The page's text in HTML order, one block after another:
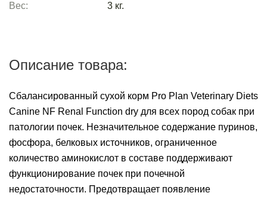
Вес:
3 кг.
Описание товара:
Сбалансированный сухой корм Pro Plan Veterinary Diets
Canine NF Renal Function dry для всех пород собак при
патологии почек. Незначительное содержание пуринов,
фосфора, белковых источников, ограниченное
количество аминокислот в составе поддерживают
функционирование почек при почечной
недостаточности. Предотвращает появление